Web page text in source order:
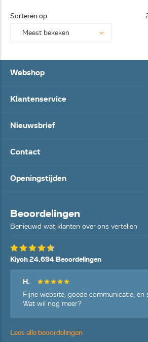
Sorteren op
Webshop
Klantenservice
Nieuwsbrief
Contact
Openingstijden
Beoordelingen
Benieuwd wat klanten over ons vertellen
Kiyoh 24.694 Beoordelingen
H.
Fijne website, goede communicatie, en
Wat wil nog meer?
Lees alle beoordelingen